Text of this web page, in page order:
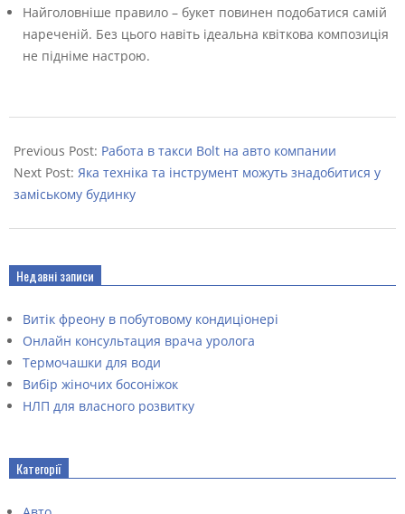
Найголовніше правило – букет повинен подобатися самій
нареченій. Без цього навіть ідеальна квіткова композиція
не підніме настрою.
02-
05
Previous Post: Работа в такси Bolt на авто компании
Next Post: Яка техніка та інструмент можуть знадобитися у
заміському будинку
Недавні записи
Витік фреону в побутовому кондиціонері
Онлайн консультация врача уролога
Термочашки для води
Вибір жіночих босоніжок
НЛП для власного розвитку
Категорії